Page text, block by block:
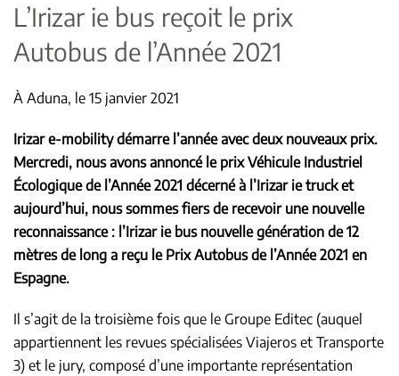
L’Irizar ie bus reçoit le prix
Autobus de l’Année 2021
À Aduna, le 15 janvier 2021
Irizar e-mobility démarre l’année avec deux nouveaux prix.
Mercredi, nous avons annoncé le prix Véhicule Industriel
Écologique de l’Année 2021 décerné à l’Irizar ie truck et
aujourd’hui, nous sommes fiers de recevoir une nouvelle
reconnaissance : l’Irizar ie bus nouvelle génération de 12
mètres de long a reçu le Prix Autobus de l’Année 2021 en
Espagne.
Il s’agit de la troisième fois que le Groupe Editec (auquel
appartiennent les revues spécialisées Viajeros et Transporte
3) et le jury, composé d’une importante représentation